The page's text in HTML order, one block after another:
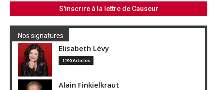
Nos signatures
Elisabeth Lévy
1190 Articles
Alain Finkielkraut